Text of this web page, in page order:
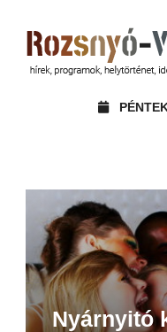
Nyárnyitó